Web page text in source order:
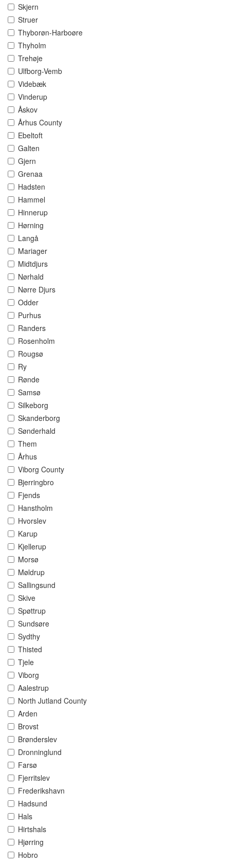
Skjern
Struer
Thyborøn-Harboøre
Thyholm
Trehøje
Ulfborg-Vemb
Videbæk
Vinderup
Åskov
Århus County
Ebeltoft
Galten
Gjern
Grenaa
Hadsten
Hammel
Hinnerup
Hørning
Langå
Mariager
Midtdjurs
Nørhald
Nørre Djurs
Odder
Purhus
Randers
Rosenholm
Rougsø
Ry
Rønde
Samsø
Silkeborg
Skanderborg
Sønderhald
Them
Århus
Viborg County
Bjerringbro
Fjends
Hanstholm
Hvorslev
Karup
Kjellerup
Morsø
Møldrup
Sallingsund
Skive
Spøttrup
Sundsøre
Sydthy
Thisted
Tjele
Viborg
Aalestrup
North Jutland County
Arden
Brovst
Brønderslev
Dronninglund
Farsø
Fjerritslev
Frederikshavn
Hadsund
Hals
Hirtshals
Hjørring
Hobro